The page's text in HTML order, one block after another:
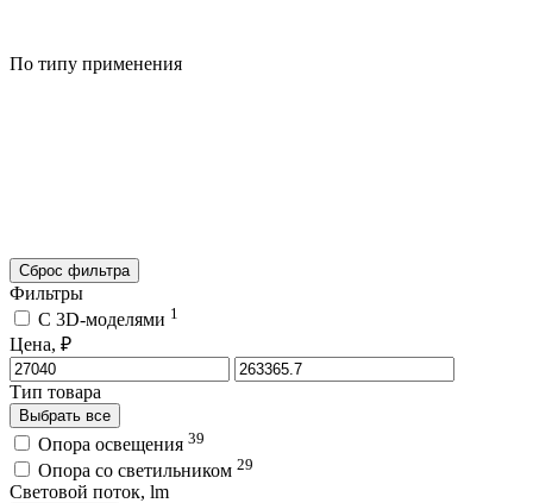
По типу применения
Сброс фильтра
Фильтры
C 3D-моделями 1
Цена, ₽
Тип товара
Выбрать все
Опора освещения 39
Опора со светильником 29
Световой поток, lm